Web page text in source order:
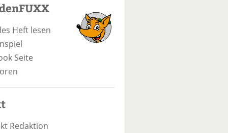
Heft lesen
Seite
Redaktion